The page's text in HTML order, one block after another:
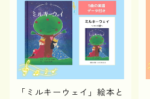
「ミルキーウェイ」絵本と